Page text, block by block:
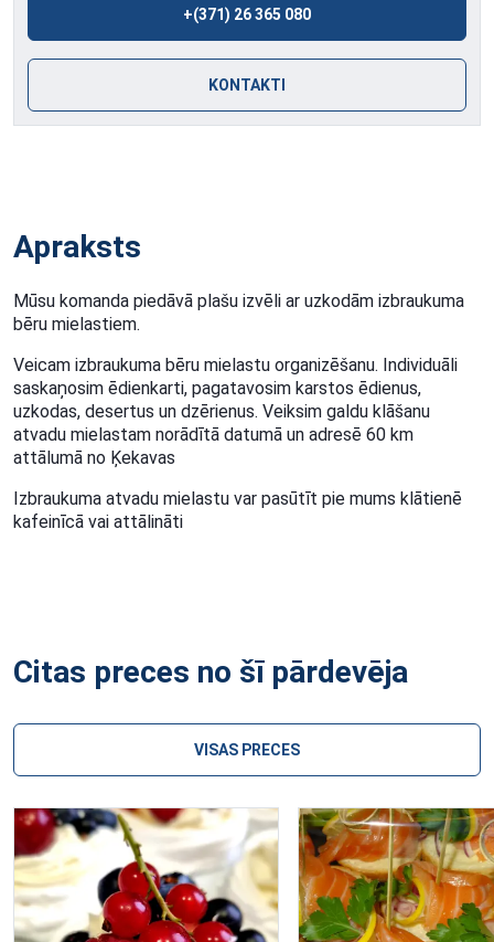
+(371) 26 365 080
KONTAKTI
Apraksts
Mūsu komanda piedāvā plašu izvēli ar uzkodām izbraukuma
bēru mielastiem.
Veicam izbraukuma bēru mielastu organizēšanu. Individuāli
saskaņosim ēdienkarti, pagatavosim karstos ēdienus,
uzkodas, desertus un dzērienus. Veiksim galdu klāšanu
atvadu mielastam norādītā datumā un adresē 60 km
attālumā no Ķekavas
Izbraukuma atvadu mielastu var pasūtīt pie mums klātienē
kafeinīcā vai attālināti
Citas preces no šī pārdevēja
VISAS PRECES